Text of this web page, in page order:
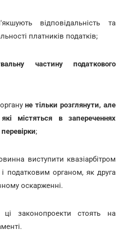
відповідальність та
платників податків;
частину
податкового
не тільки розглянути, але
містяться в запереченнях
;
виступити квазіарбітром
податковим органом, як друга
оскарженні.
законопроекти стоять на